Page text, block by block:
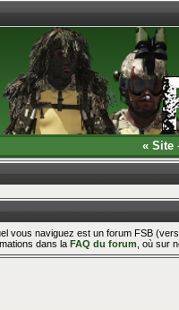
« Site
vous naviguez est un forum FSB
dans la FAQ du forum , où sur